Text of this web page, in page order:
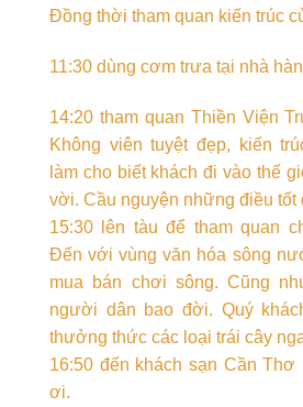
Đồng thời tham quan kiến trúc
11:30 dùng cơm trưa tại nhà
14:20 tham quan Thiền Viện
Không viên tuyệt đẹp, kiến
làm cho biết khách đi vào thế
vời. Cầu nguyện những điều tốt
15:30 lên tàu để tham quan
Đến với vùng văn hóa sông
mua bán chơi sông. Cũng
người dân bao đời. Quý
thưởng thức các loại trái cây
16:50 đến khách sạn Cần Thơ
ơi.